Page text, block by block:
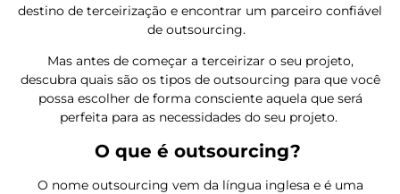
destino de terceirização e encontrar um parceiro confiável
de outsourcing.
Mas antes de começar a terceirizar o seu projeto,
descubra quais são os tipos de outsourcing para que você
possa escolher de forma consciente aquela que será
perfeita para as necessidades do seu projeto.
O que é outsourcing?
O nome outsourcing vem da língua inglesa e é uma